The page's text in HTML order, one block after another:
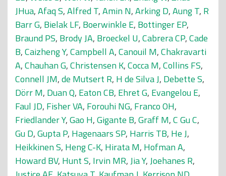
JHua,Afaq S,Alfred T,Amin N,Arking D,Aung T, R
Barr G, Bielak LF, Boerwinkle E, Bottinger EP,
Braund PS, Brody JA, Broeckel U,Cabrera CP,Cade
B,Caizheng Y,Campbell A,Canouil M,Chakravarti
A,Chauhan G,Christensen K,Cocca M,Collins FS,
Connell JM,de Mutsert R, H de Silva J, Debette S,
Dörr M, Duan Q, Eaton CB, Ehret G, Evangelou E,
Faul JD, Fisher VA, Forouhi NG, Franco OH,
Friedlander Y,Gao H,Gigante B,Graff M,C Gu C,
Gu D,Gupta P, Hagenaars SP, Harris TB, He J,
Heikkinen S, Heng C-K, Hirata M, Hofman A,
Howard BV, Hunt S, Irvin MR,Jia Y,Joehanes R,